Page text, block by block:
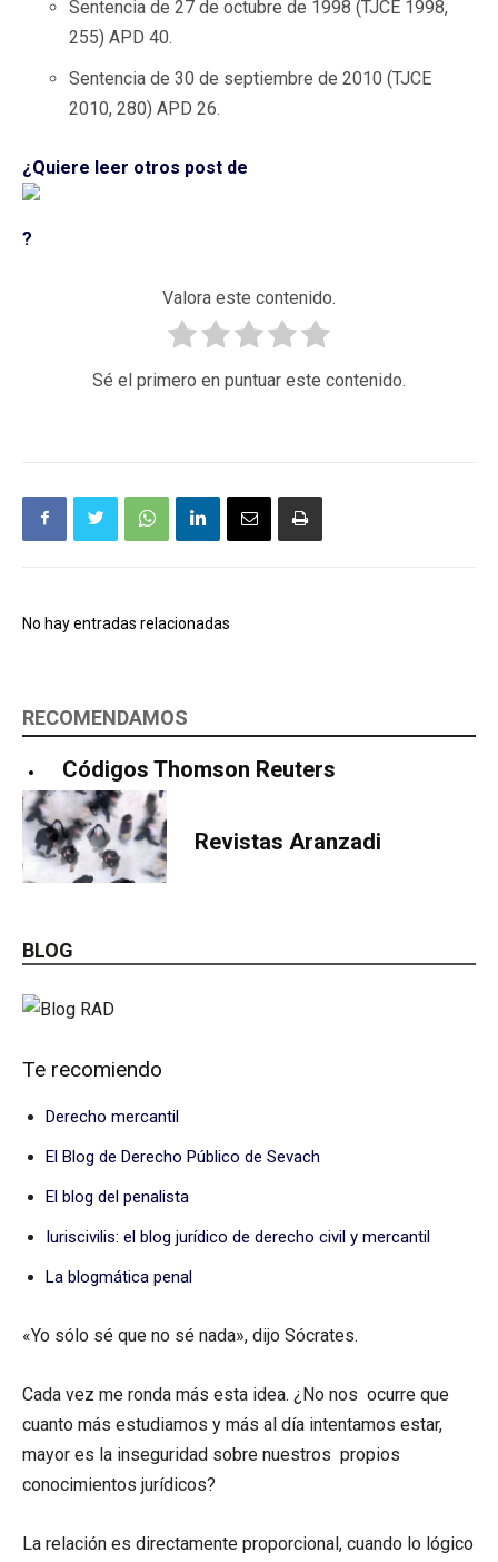
Sentencia de 27 de octubre de 1998 (TJCE 1998,
255) APD 40.
Sentencia de 30 de septiembre de 2010 (TJCE
2010, 280) APD 26.
¿Quiere leer otros post de
?
Valora este contenido.
Sé el primero en puntuar este contenido.
No hay entradas relacionadas
RECOMENDAMOS
Códigos Thomson Reuters
Revistas Aranzadi
BLOG
Te recomiendo
Derecho mercantil
El Blog de Derecho Público de Sevach
El blog del penalista
Iuriscivilis: el blog jurídico de derecho civil y mercantil
La blogmática penal
«Yo sólo sé que no sé nada», dijo Sócrates.
Cada vez me ronda más esta idea. ¿No nos ocurre que
cuanto más estudiamos y más al día intentamos estar,
mayor es la inseguridad sobre nuestros propios
conocimientos jurídicos?
La relación es directamente proporcional, cuando lo lógico